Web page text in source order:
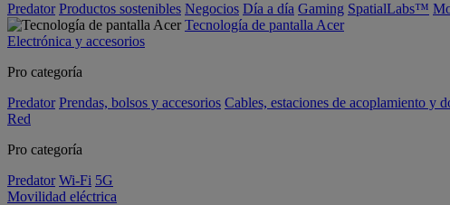
Predator Productos sostenibles Negocios Día a día Gaming SpatialLabs™
Tecnología de pantalla Acer
Electrónica y accesorios
Pro categoría
Predator Prendas, bolsos y accesorios Cables, estaciones de acoplamiento y
Red
Pro categoría
Predator Wi-Fi 5G
Movilidad eléctrica